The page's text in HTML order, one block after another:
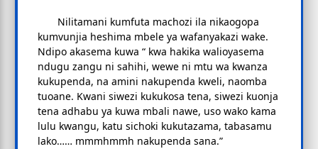
Nilitamani kumfuta machozi ila nikaogopa
kumvunjia heshima mbele ya wafanyakazi wake.
Ndipo akasema kuwa “ kwa hakika walioyasema
ndugu zangu ni sahihi, wewe ni mtu wa kwanza
kukupenda, na amini nakupenda kweli, naomba
tuoane. Kwani siwezi kukukosa tena, siwezi kuonja
tena adhabu ya kuwa mbali nawe, uso wako kama
lulu kwangu, katu sichoki kukutazama, tabasamu
lako…… mmmhmmh nakupenda sana.”